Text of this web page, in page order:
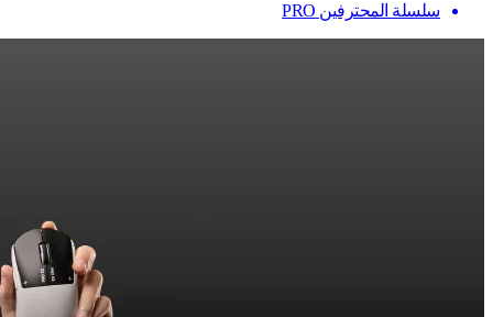
سلسلة المحترفين PRO